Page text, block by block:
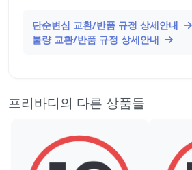
단순변심 교환/반품 규정 상세안내
불량 교환/반품 규정 상세안내
프리바디의 다른 상품들